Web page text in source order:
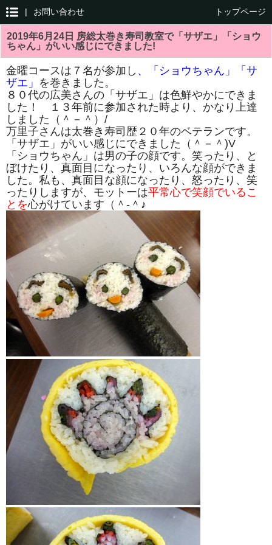
| お問い合わせ トップページ
2019年6月24日 房総太巻き寿司教室で「サザエ」「ショウ
ちゃん」がいい感じにできました!
金曜コースは７名が参加し 、「ショウちゃん」「サ
ザエ」 を巻きました。
８０代の広美さんの「サザエ」は色鮮やかにできま
した！ １３年前に参加された時より、かなり上達
しました（＾－＾）/
万里子さんは太巻き寿司歴２０年のベテランです。
「サザエ」がいい感じにできました（＾－＾)V
「ショウちゃん」は男の子の顔です。笑ったり、と
ぼけたり、真面目になったり、いろんな顔ができま
した。私も、真面目な顔になったり、怒ったり、笑
ったりしますが、モットーは平常心で笑顔でいるこ
とを心がけています（＾-＾♪